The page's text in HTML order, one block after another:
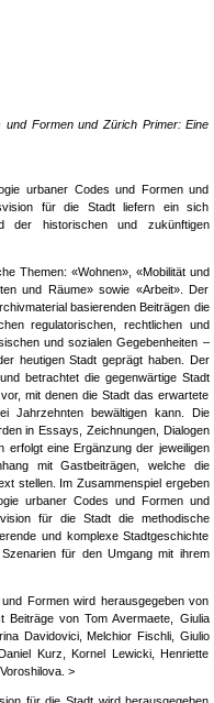
Formen und Zürich Primer: Eine
urbaner Codes und Formen und
für die Stadt liefern ein sich
der historischen und zukünftigen
Themen: «Wohnen», «Mobilität und
und Räume» sowie «Arbeit». Der
basierenden Beiträgen die
regulatorischen, rechtlichen und
und sozialen Gegebenheiten –
heutigen Stadt geprägt haben. Der
betrachtet die gegenwärtige Stadt
mit denen die Stadt das erwartete
Jahrzehnten bewältigen kann. Die
in Essays, Zeichnungen, Dialogen
eine Ergänzung der jeweiligen
mit Gastbeiträgen, welche die
stellen. Im Zusammenspiel ergeben
urbaner Codes und Formen und
für die Stadt die methodische
und komplexe Stadtgeschichte
für den Umgang mit ihrem
Formen wird herausgegeben von
Beiträge von Tom Avermaete, Giulia
Davidovici, Melchior Fischli, Giulio
Kurz, Kornel Lewicki, Henriette
>